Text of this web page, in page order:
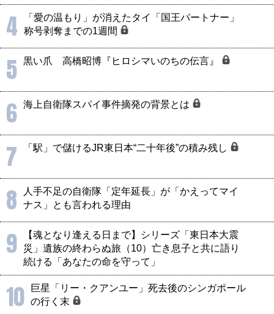
4
「愛の温もり」が消えたタイ「国王パートナー」
称号剥奪までの1週間
5 黒い爪 高橋昭博『ヒロシマいのちの伝言』
6 海上自衛隊スパイ事件摘発の背景とは
7 「駅」で儲けるJR東日本“二十年後”の積み残し
8
人手不足の自衛隊「定年延長」が「かえってマイ
ナス」とも言われる理由
9
【魂となり逢える日まで】シリーズ「東日本大震
災」遺族の終わらぬ旅（10）亡き息子と共に語り
続ける「あなたの命を守って」
10
巨星「リー・クアンユー」死去後のシンガポール
の行く末